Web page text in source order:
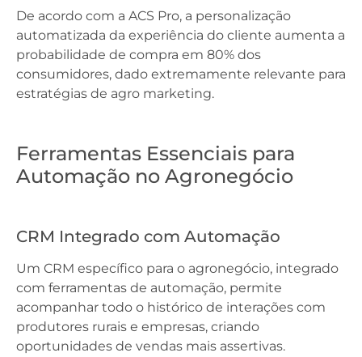
De acordo com a ACS Pro, a personalização
automatizada da experiência do cliente aumenta a
probabilidade de compra em 80% dos
consumidores, dado extremamente relevante para
estratégias de agro marketing.
Ferramentas Essenciais para
Automação no Agronegócio
CRM Integrado com Automação
Um CRM específico para o agronegócio, integrado
com ferramentas de automação, permite
acompanhar todo o histórico de interações com
produtores rurais e empresas, criando
oportunidades de vendas mais assertivas.